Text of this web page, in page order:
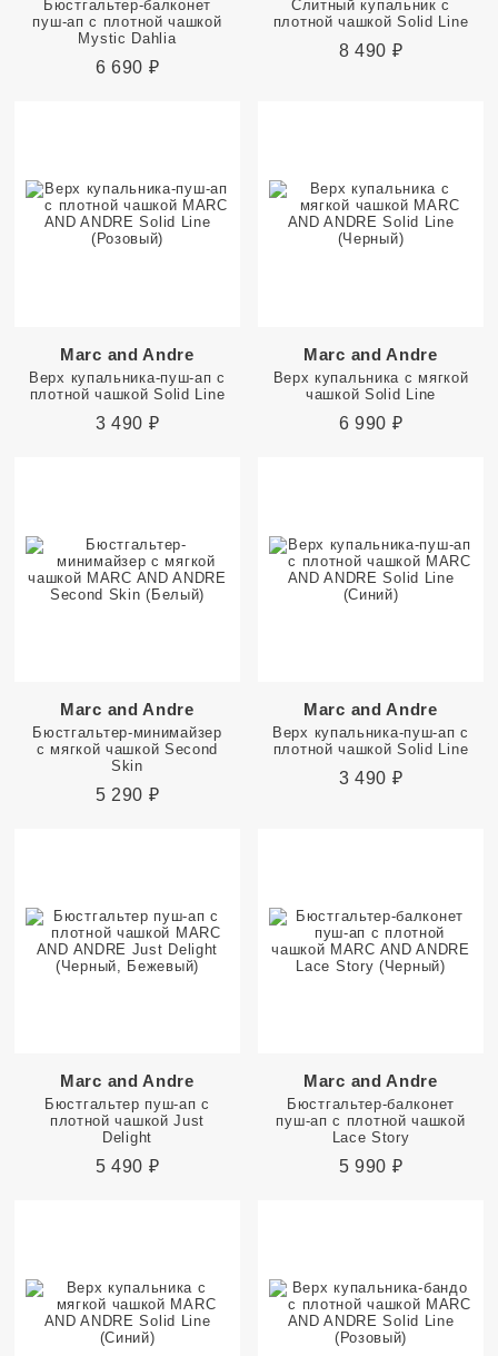
Бюстгальтер-балконет
пуш-ап с плотной чашкой
Mystic Dahlia
6 690 ₽
Слитный купальник с
плотной чашкой Solid Line
8 490 ₽
Marc and Andre
Верх купальника-пуш-ап с
плотной чашкой Solid Line
3 490 ₽
Marc and Andre
Верх купальника с мягкой
чашкой Solid Line
6 990 ₽
Marc and Andre
Бюстгальтер-минимайзер
с мягкой чашкой Second
Skin
5 290 ₽
Marc and Andre
Верх купальника-пуш-ап с
плотной чашкой Solid Line
3 490 ₽
Marc and Andre
Бюстгальтер пуш-ап с
плотной чашкой Just
Delight
5 490 ₽
Marc and Andre
Бюстгальтер-балконет
пуш-ап с плотной чашкой
Lace Story
5 990 ₽